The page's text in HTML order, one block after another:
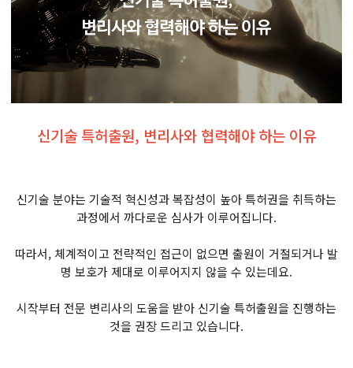
신기술 특허출원, 변리사와 협력해야 하는 이유
신기술 분야는 기술적 혁신성과 복잡성이 높아 특허권을 취득하는
과정에서 까다로운 심사가 이루어집니다.
따라서, 체계적이고 전략적인 접근이 없으면 출원이 거절되거나 발
명 보호가 제대로 이루어지지 않을 수 있는데요.
시작부터 전문 변리사의 도움을 받아 신기술 특허출원을 진행하는
것을 권장 드리고 있습니다.